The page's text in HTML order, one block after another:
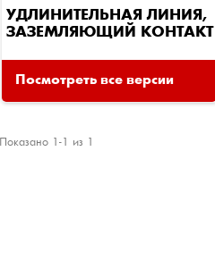
УДЛИНИТЕЛЬНАЯ ЛИНИЯ,
ЗАЗЕМЛЯЮЩИЙ КОНТАКТ
Посмотреть все версии
Показано 1-1 из 1